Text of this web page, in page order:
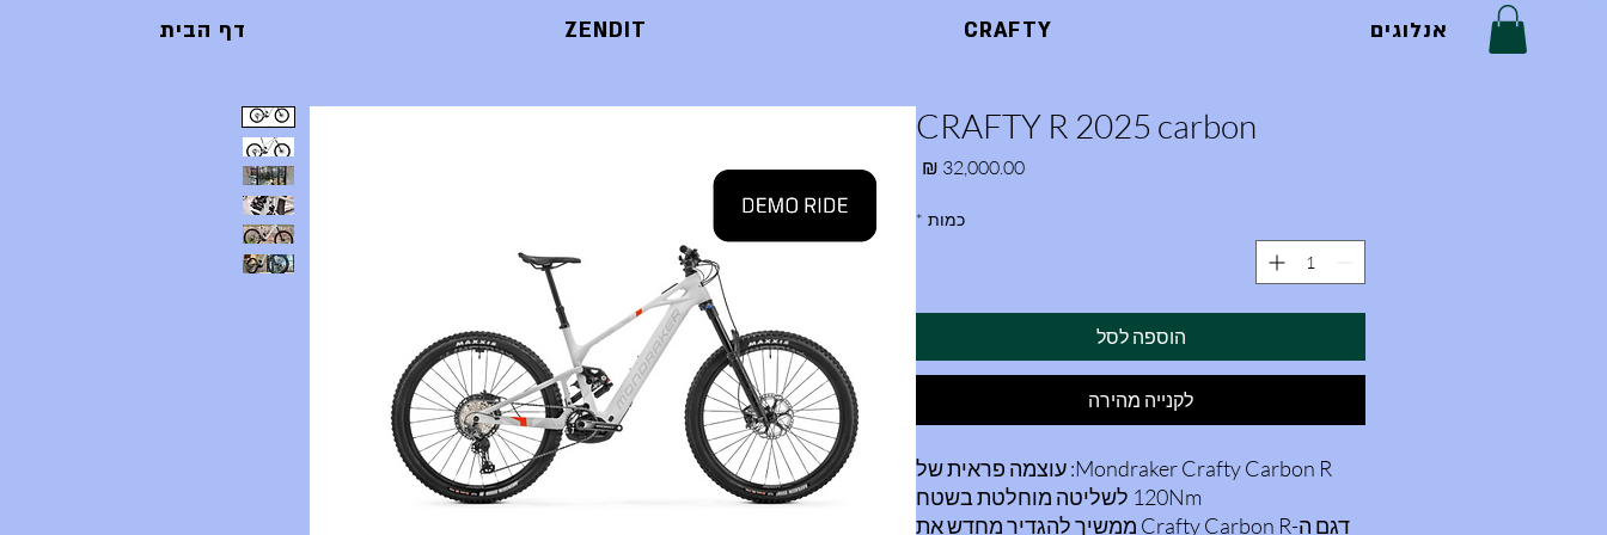
דף הבית ZENDIT CRAFTY אנלוגים
CRAFTY R 2025 carbon
כמות *
הוספה לסל
לקנייה מהירה
Mondraker Crafty Carbon R: עוצמה פראית של
120Nm לשליטה מוחלטת בשטח
דגם ה-Crafty Carbon R ממשיך להגדיר מחדש את